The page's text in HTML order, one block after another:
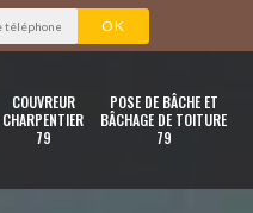
COUVREUR
CHARPENTIER
79
POSE DE BÂCHE ET
BÂCHAGE DE TOITURE
79